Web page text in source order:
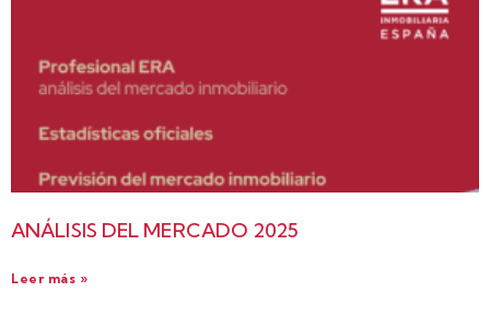
ANÁLISIS DEL MERCADO 2025
Leer más »